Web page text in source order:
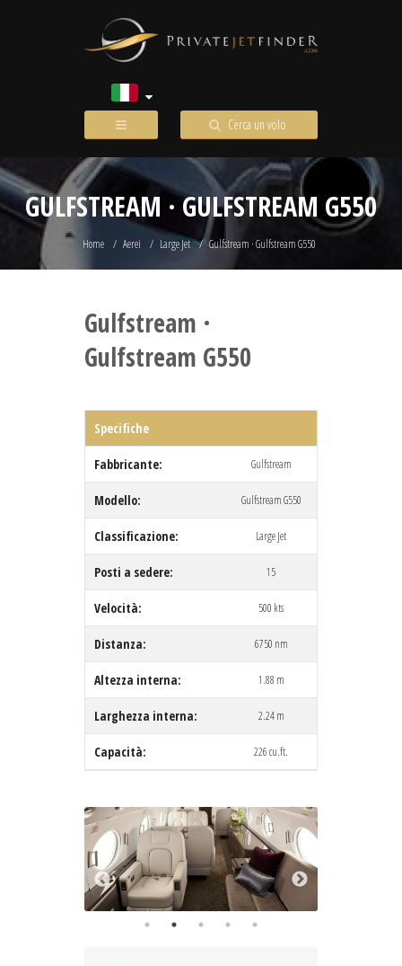
Cerca un volo
GULFSTREAM · GULFSTREAM G550
Home Aerei Large Jet Gulfstream · Gulfstream G550
Gulfstream ·
Gulfstream G550
Specifiche
Fabbricante: Gulfstream
Modello: Gulfstream G550
Classificazione: Large Jet
Posti a sedere: 15
Velocità: 500 kts
Distanza: 6750 nm
Altezza interna: 1.88 m
Larghezza interna: 2.24 m
Capacità: 226 cu.ft.